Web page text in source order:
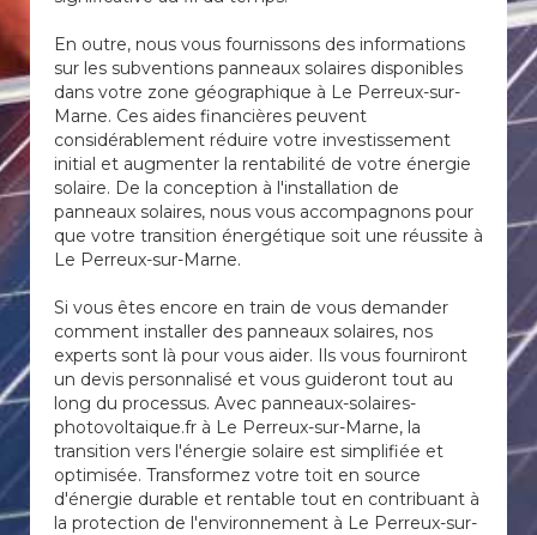
En outre, nous vous fournissons des informations
sur les subventions panneaux solaires disponibles
dans votre zone géographique à Le Perreux-sur-
Marne. Ces aides financières peuvent
considérablement réduire votre investissement
initial et augmenter la rentabilité de votre énergie
solaire. De la conception à l'installation de
panneaux solaires, nous vous accompagnons pour
que votre transition énergétique soit une réussite à
Le Perreux-sur-Marne.
Si vous êtes encore en train de vous demander
comment installer des panneaux solaires, nos
experts sont là pour vous aider. Ils vous fourniront
un devis personnalisé et vous guideront tout au
long du processus. Avec panneaux-solaires-
photovoltaique.fr à Le Perreux-sur-Marne, la
transition vers l'énergie solaire est simplifiée et
optimisée. Transformez votre toit en source
d'énergie durable et rentable tout en contribuant à
la protection de l'environnement à Le Perreux-sur-